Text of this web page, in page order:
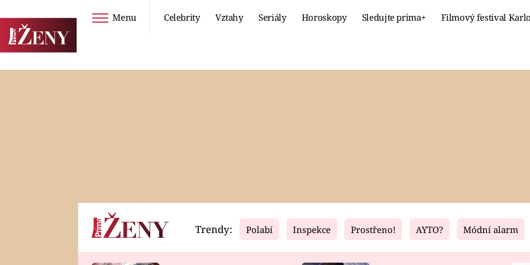
Menu Celebrity Vztahy Seriály Horoskopy Sledujte prima+ Filmový festival
Horoskopy Video Fresh Living
Trendy: Polabí Inspekce Prostřeno! AYTO? Módní alarm